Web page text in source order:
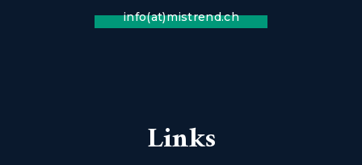
info(at)mistrend.ch
Links